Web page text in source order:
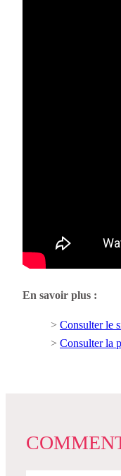
En savoir plus :
> Consulter le
> Consulter la